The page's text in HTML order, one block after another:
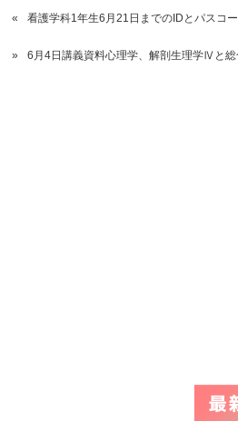
看護学科1年生6月21日までのIDとパスコ
6月4日講義資料心理学、解剖生理学Ⅳと